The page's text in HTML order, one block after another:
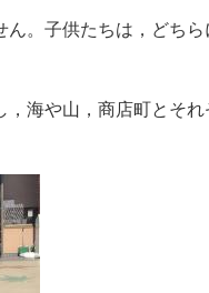
。子供たちは，どち
海や山，商店町とそれ